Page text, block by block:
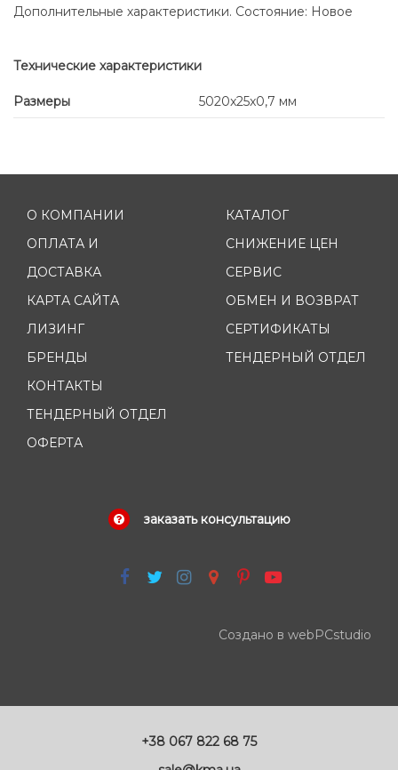
Дополнительные характеристики. Состояние: Новое
Технические характеристики
Размеры 5020x25x0,7 мм
О КОМПАНИИ
ОПЛАТА И
ДОСТАВКА
КАРТА САЙТА
ЛИЗИНГ
БРЕНДЫ
КОНТАКТЫ
ТЕНДЕРНЫЙ ОТДЕЛ
ОФЕРТА
КАТАЛОГ
СНИЖЕНИЕ ЦЕН
СЕРВИС
ОБМЕН И ВОЗВРАТ
СЕРТИФИКАТЫ
ТЕНДЕРНЫЙ ОТДЕЛ
заказать консультацию
Создано в webPCstudio
+38 067 822 68 75